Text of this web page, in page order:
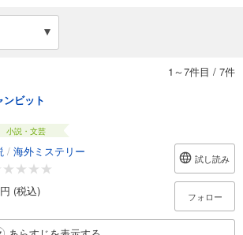
1～7件目 / 7件
ンビット
小説・文芸
/ 海外ミステリー
(税込)
試し読み
フォロー